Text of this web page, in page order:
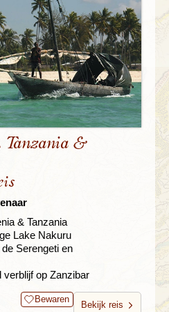
Tanzania &
& Tanzania
Lake Nakuru
Serengeti en
verblijf op Zanzibar
Bewaren
Bekijk reis